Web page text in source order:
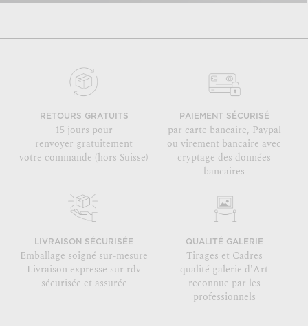
RETOURS GRATUITS
15 jours pour
renvoyer gratuitement
votre commande (hors Suisse)
PAIEMENT SÉCURISÉ
par carte bancaire, Paypal
ou virement bancaire avec
cryptage des données
bancaires
LIVRAISON SÉCURISÉE
Emballage soigné sur-mesure
Livraison expresse sur rdv
sécurisée et assurée
QUALITÉ GALERIE
Tirages et Cadres
qualité galerie d'Art
reconnue par les
professionnels